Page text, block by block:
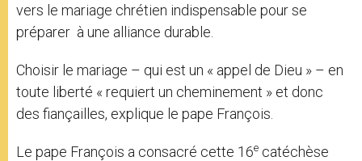
vers le mariage chrétien indispensable pour se
préparer à une alliance durable.
Choisir le mariage – qui est un « appel de Dieu » – en
toute liberté « requiert un cheminement » et donc
des fiançailles, explique le pape François.
Le pape François a consacré cette 16e catéchèse